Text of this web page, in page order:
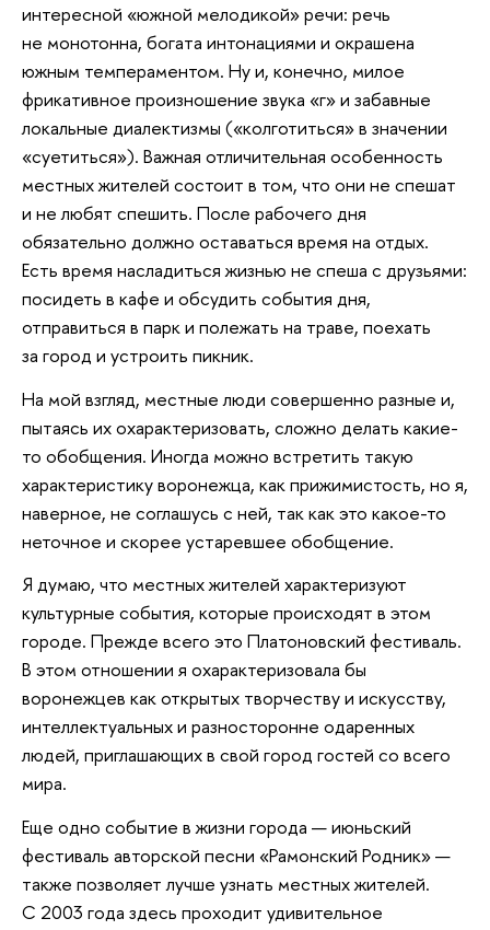
интересной «южной мелодикой» речи: речь
не монотонна, богата интонациями и окрашена
южным темпераментом. Ну и, конечно, милое
фрикативное произношение звука «г» и забавные
локальные диалектизмы («колготиться» в значении
«суетиться»). Важная отличительная особенность
местных жителей состоит в том, что они не спешат
и не любят спешить. После рабочего дня
обязательно должно оставаться время на отдых.
Есть время насладиться жизнью не спеша с друзьями:
посидеть в кафе и обсудить события дня,
отправиться в парк и полежать на траве, поехать
за город и устроить пикник.
На мой взгляд, местные люди совершенно разные и,
пытаясь их охарактеризовать, сложно делать какие-
то обобщения. Иногда можно встретить такую
характеристику воронежца, как прижимистость, но я,
наверное, не соглашусь с ней, так как это какое-то
неточное и скорее устаревшее обобщение.
Я думаю, что местных жителей характеризуют
культурные события, которые происходят в этом
городе. Прежде всего это Платоновский фестиваль.
В этом отношении я охарактеризовала бы
воронежцев как открытых творчеству и искусству,
интеллектуальных и разносторонне одаренных
людей, приглашающих в свой город гостей со всего
мира.
Еще одно событие в жизни города — июньский
фестиваль авторской песни «Рамонский Родник» —
также позволяет лучше узнать местных жителей.
С 2003 года здесь проходит удивительное